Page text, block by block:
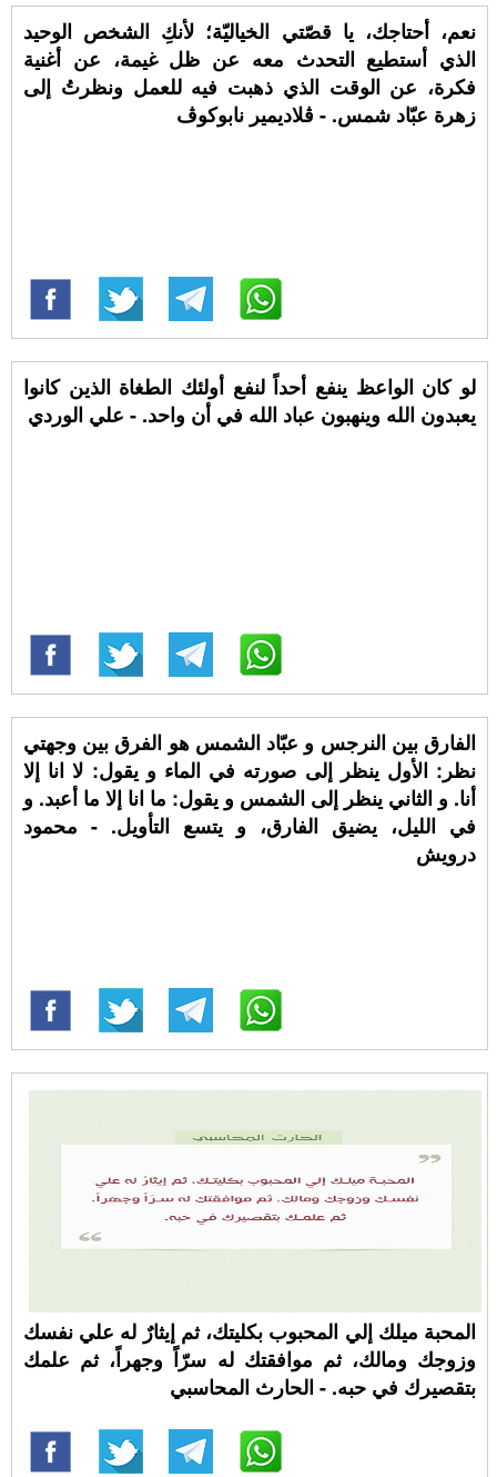
نعم، أحتاجك، يا قصّتي الخياليّة؛ لأنكِ الشخص الوحيد
الذي أستطيع التحدث معه عن ظل غيمة، عن أغنية
فكرة، عن الوقت الذي ذهبت فيه للعمل ونظرتُ إلى
زهرة عبّاد شمس. - ڤلاديمير نابوكوڤ
لو كان الواعظ ينفع أحداً لنفع أولئك الطغاة الذين كانوا
يعبدون الله وينهبون عباد الله في أن واحد. - علي الوردي
الفارق بين النرجس و عبّاد الشمس هو الفرق بين وجهتي
نظر: الأول ينظر إلى صورته في الماء و يقول: لا انا إلا
أنا. و الثاني ينظر إلى الشمس و يقول: ما انا إلا ما أعبد. و
في الليل، يضيق الفارق، و يتسع التأويل. - محمود
درويش
المحبة ميلك إلي المحبوب بكليتك، ثم إيثارٌ له علي نفسك
وزوجك ومالك، ثم موافقتك له سرّاً وجهراً، ثم علمك
بتقصيرك في حبه. - الحارث المحاسبي